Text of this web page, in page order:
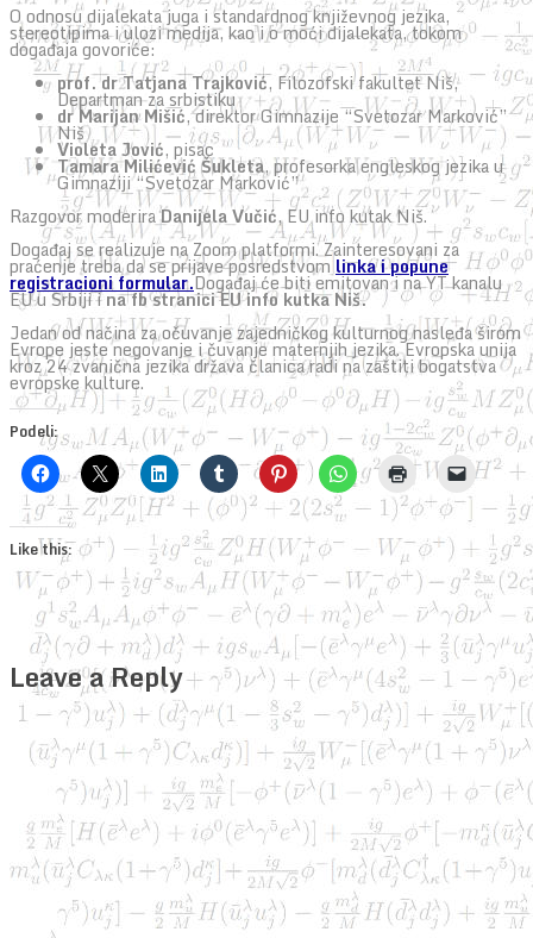
O odnosu dijalekata juga i standardnog književnog jezika,
stereotipima i ulozi medija, kao i o moći dijalekata, tokom
događaja govoriće:
prof. dr Tatjana Trajković, Filozofski fakultet Niš,
Departman za srbistiku
dr Marijan Mišić, direktor Gimnazije “Svetozar Marković”
Niš
Violeta Jović, pisac
Tamara Milićević Šukleta, profesorka engleskog jezika u
Gimnaziji “Svetozar Marković”
Razgovor moderiraDanijela Vučić, EU info kutak Niš.
Događaj se realizuje na Zoom platformi. Zainteresovani za
praćenje treba da se prijave posredstvom linka i popune
registracioni formular.Događaj će biti emitovan i na YT kanalu
EU u Srbiji ina fb stranici EU info kutka Niš.
Jedan od načina za očuvanje zajedničkog kulturnog nasleđa širom
Evrope jeste negovanje i čuvanje maternjih jezika. Evropska unija
kroz 24 zvanična jezika država članica radi na zaštiti bogatstva
evropske kulture.
Podeli:
Like this:
Leave a Reply